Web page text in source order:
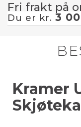
Fri frakt på
Du er kr. 3
Kramer